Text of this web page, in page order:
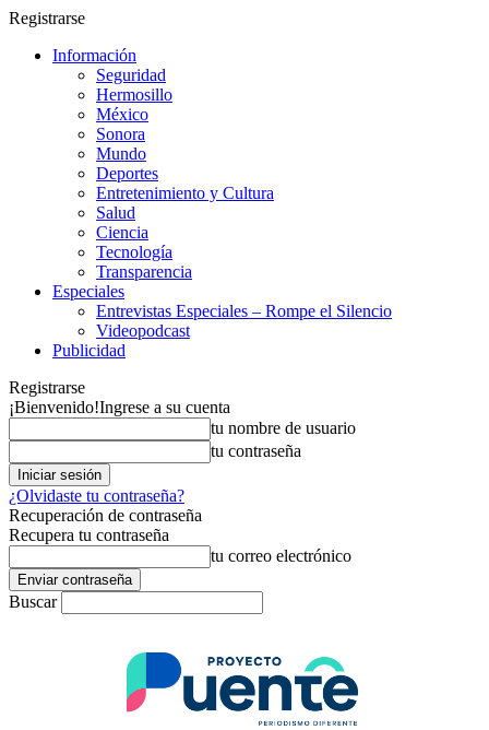
Registrarse
Información
Seguridad
Hermosillo
México
Sonora
Mundo
Deportes
Entretenimiento y Cultura
Salud
Ciencia
Tecnología
Transparencia
Especiales
Entrevistas Especiales – Rompe el Silencio
Videopodcast
Publicidad
Registrarse
¡Bienvenido!Ingrese a su cuenta
tu nombre de usuario
tu contraseña
¿Olvidaste tu contraseña?
Recuperación de contraseña
Recupera tu contraseña
tu correo electrónico
Buscar